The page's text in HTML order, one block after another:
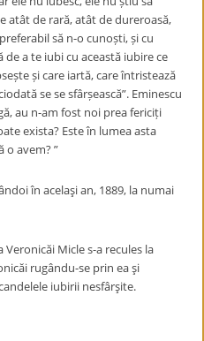
atât de rară, atât de dureroasă,
să n-o cunoști, și cu
a te iubi cu această iubire ce
și care iartă, care întristează
se se sfârșească”. Eminescu
au n-am fost noi prea fericiți
exista? Este în lumea asta
o avem? ”
în acelaşi an, 1889, la numai
Micle s-a recules la
rugându-se prin ea şi
iubirii nesfârşite.